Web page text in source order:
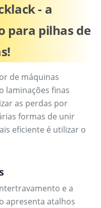
- a
para pilhas de
de máquinas
laminações finas
as perdas por
formas de unir
eficiente é utilizar o
e a
apresenta atalhos